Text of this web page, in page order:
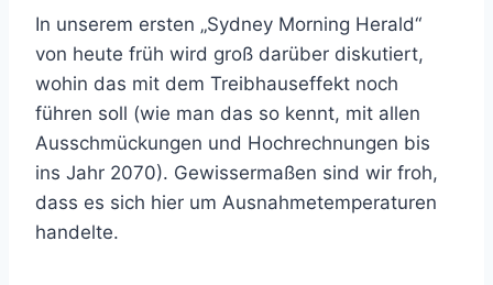
In unserem ersten „Sydney Morning Herald“
von heute früh wird groß darüber diskutiert,
wohin das mit dem Treibhauseffekt noch
führen soll (wie man das so kennt, mit allen
Ausschmückungen und Hochrechnungen bis
ins Jahr 2070). Gewissermaßen sind wir froh,
dass es sich hier um Ausnahmetemperaturen
handelte.